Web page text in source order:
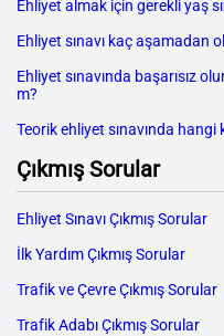
Ehliyet almak için gerekli yaş
Ehliyet sınavı kaç aşamadan
Ehliyet sınavında başarısız
m?
Teorik ehliyet sınavında hangi
Çıkmış Sorular
Ehliyet Sınavı Çıkmış Sorular
İlk Yardım Çıkmış Sorular
Trafik ve Çevre Çıkmış Sorular
Trafik Adabı Çıkmış Sorular